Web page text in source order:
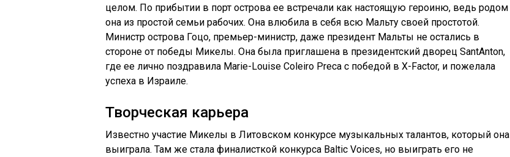
целом. По прибытии в порт острова ее встречали как настоящую героиню, ведь родом
она из простой семьи рабочих. Она влюбила в себя всю Мальту своей простотой.
Министр острова Гоцо, премьер-министр, даже президент Мальты не остались в
стороне от победы Микелы. Она была приглашена в президентский дворец SantAnton,
где ее лично поздравила Marie-Louise Coleiro Preca с победой в X-Factor, и пожелала
успеха в Израиле.
Творческая карьера
Известно участие Микелы в Литовском конкурсе музыкальных талантов, который она
выиграла. Там же стала финалисткой конкурса Baltic Voices, но выиграть его не